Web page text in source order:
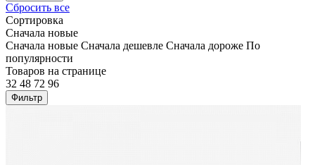
Сбросить все
Сортировка
Сначала новые
Сначала новые Сначала дешевле Сначала дороже По
популярности
Товаров на странице
32 48 72 96
Фильтр